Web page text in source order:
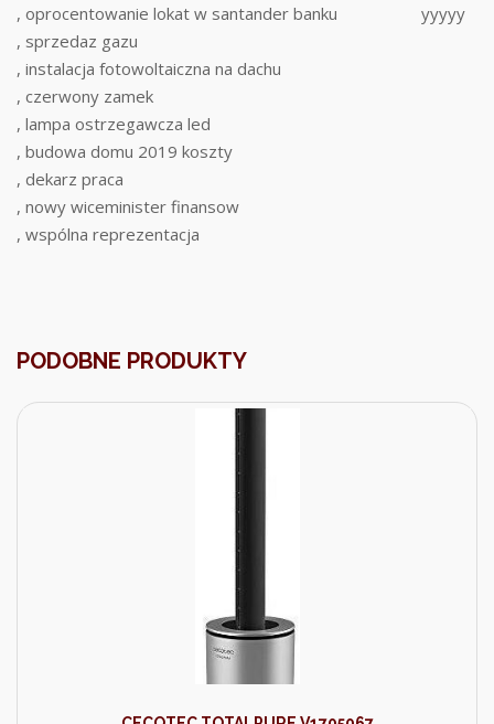
, oprocentowanie lokat w santander banku
, sprzedaz gazu
, instalacja fotowoltaiczna na dachu
, czerwony zamek
, lampa ostrzegawcza led
, budowa domu 2019 koszty
, dekarz praca
, nowy wiceminister finansow
, wspólna reprezentacja
yyyyy
PODOBNE PRODUKTY